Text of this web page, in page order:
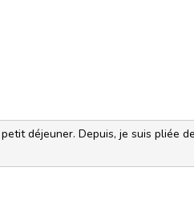
déjeuner. Depuis, je suis pliée